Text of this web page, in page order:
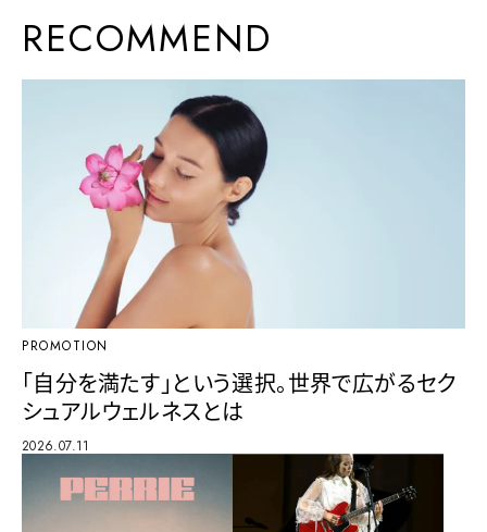
RECOMMEND
PROMOTION
「自分を満たす」という選択。世界で広がるセク
シュアルウェルネスとは
2026.07.11